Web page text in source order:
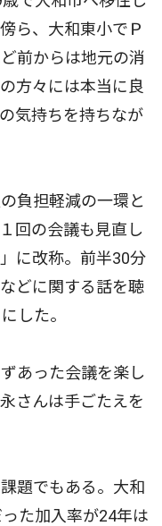
ら、大和東小でＰ
前からは地元の消
方々には本当に良
気持ちを持ちなが
負担軽減の一環と
回の会議も見直し
に改称。前半30分
どに関する話を聴
した。
あった会議を楽し
さんは手ごたえを
題でもある。大和
た加入率が24年は